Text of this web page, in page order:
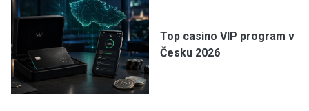
Top casino VIP program v
Česku 2026